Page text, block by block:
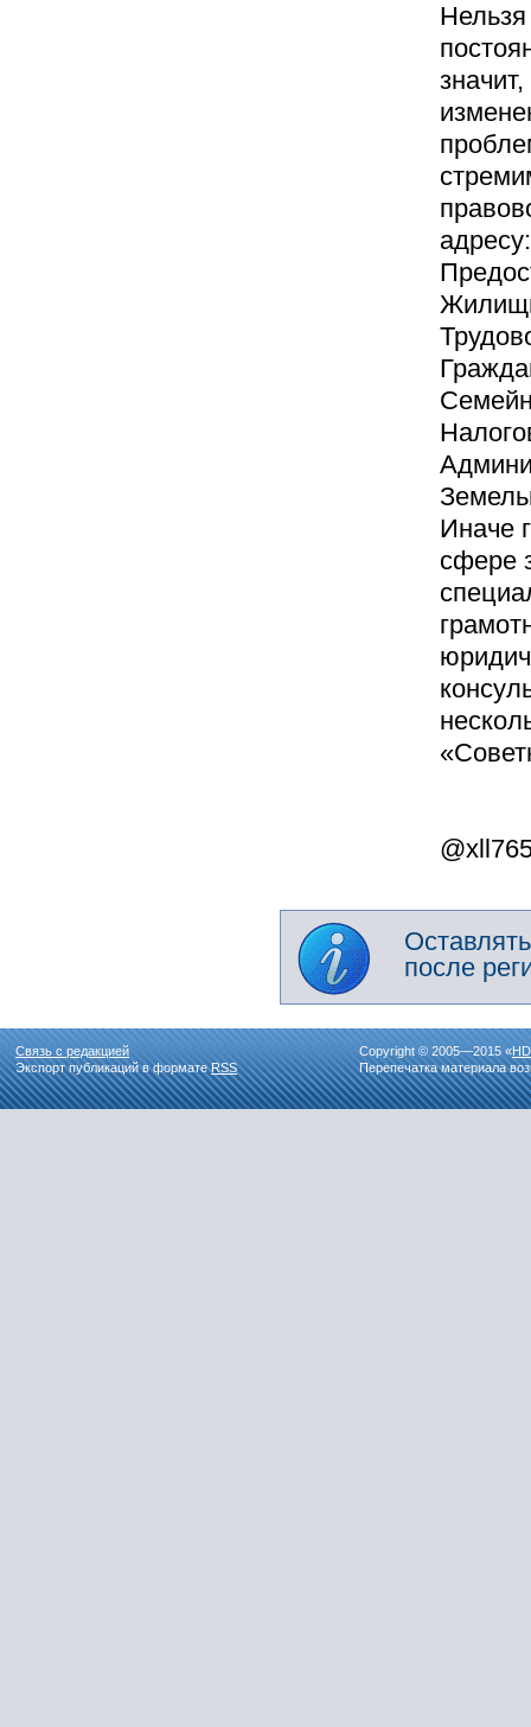
Иначе
сфере
после
Связь с редакцией
Экспорт публикаций в форматеRSS
Copyright © 2005—2015 «
Перепечатка материала